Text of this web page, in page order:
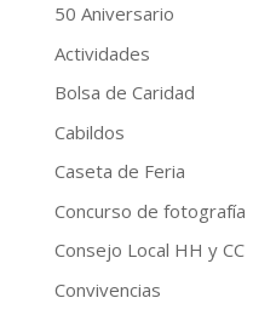
50 Aniversario
Actividades
Bolsa de Caridad
Cabildos
Caseta de Feria
Concurso de fotografía
Consejo Local HH y CC
Convivencias